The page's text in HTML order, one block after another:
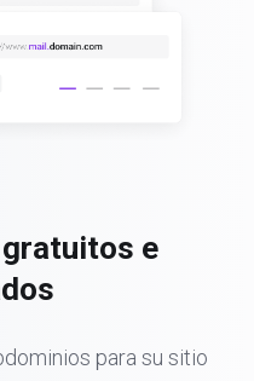
e
para su sitio